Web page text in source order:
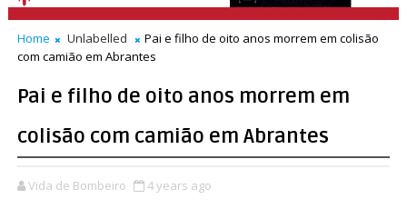
Home Unlabelled
Pai e filho de oito anos morrem em colisão
com camião em Abrantes
Pai e filho de oito anos morrem em
colisão com camião em Abrantes
Vida de Bombeiro 4 years ago